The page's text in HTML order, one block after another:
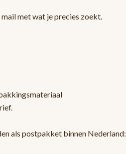
mail met wat je precies zoekt.
als postpakket binnen Nederland: